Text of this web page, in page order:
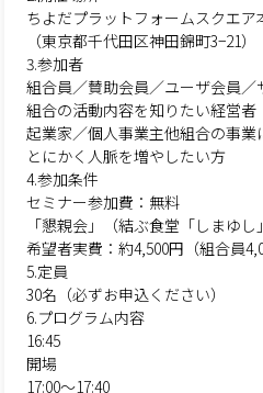
ちよだプラットフォームスクエア
（東京都千代田区神田錦町3−21）
3.参加者
組合員／賛助会員／ユーザ会員／
組合の活動内容を知りたい経営者
起業家／個人事業主他組合の事業
とにかく人脈を増やしたい方
4.参加条件
セミナー参加費：無料
「懇親会」（結ぶ食堂「しまゆし
希望者実費：約4,500円（組合員
5.定員
30名（必ずお申込ください）
6.プログラム内容
16:45
開場
17:00～17:40